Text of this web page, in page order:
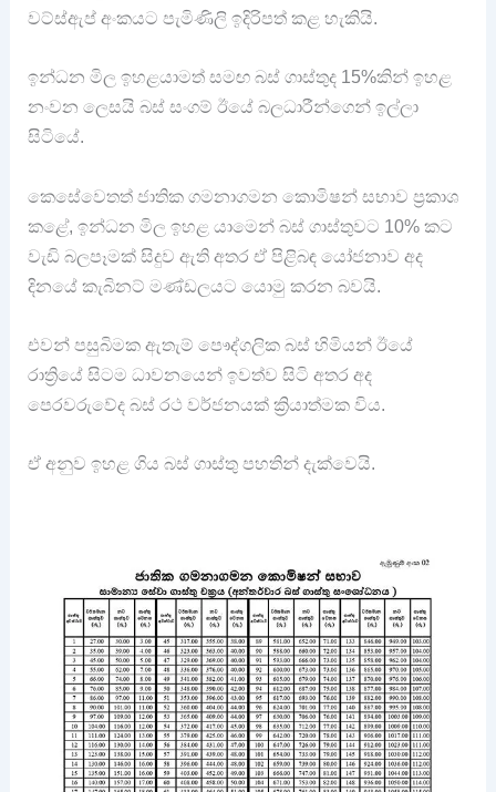
වට්ස්ඇප් අංකයට පැමිණිලි ඉදිරිපත් කළ හැකියි.
ඉන්ධන මිල ඉහළයාමත් සමඟ බස් ගාස්තුද 15%කින් ඉහළ
නංවන ලෙසයි බස් සංගම් ඊයේ බලධාරීන්ගෙන් ඉල්ලා
සිටියේ.
කෙසේවෙතත් ජාතික ගමනාගමන කොමිෂන් සභාව ප්‍රකාශ
කළේ, ඉන්ධන මිල ඉහළ යාමෙන් බස් ගාස්තුවට 10% කට
වැඩි බලපෑමක් සිදුව ඇති අතර ඒ පිළිබඳ යෝජනාව අද
දිනයේ කැබිනට් මණ්ඩලයට යොමු කරන බවයි.
එවන් පසුබිමක ඇතැම් පෞද්ගලික බස් හිමියන් ඊයේ
රාත්‍රියේ සිටම ධාවනයෙන් ඉවත්ව සිටි අතර අද
පෙරවරුවේද බස් රථ වර්ජනයක් ක්‍රියාත්මක විය.
ඒ අනුව ඉහළ ගිය බස් ගාස්තු පහතින් දැක්වෙයි.